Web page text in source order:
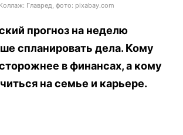
Главред, фото: pixabay.com
прогноз на неделю
спланировать дела. Кому
в финансах, а кому
на семье и карьере.